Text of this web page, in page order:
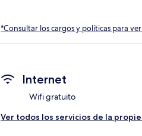
*Consultar los cargos y políticas para
Internet
Wifi gratuito
Ver todos los servicios de la